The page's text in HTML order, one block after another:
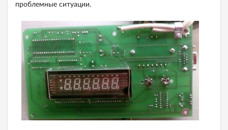
проблемные ситуации.